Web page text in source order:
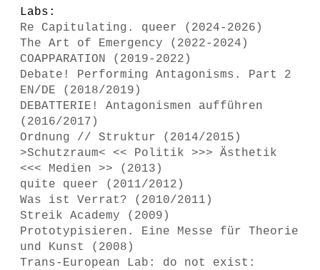
Labs:
Re Capitulating. queer (2024-2026)
The Art of Emergency (2022-2024)
COAPPARATION (2019-2022)
Debate! Performing Antagonisms. Part 2
EN/DE (2018/2019)
DEBATTERIE! Antagonismen aufführen
(2016/2017)
Ordnung // Struktur (2014/2015)
>Schutzraum< << Politik >>> Ästhetik
<<< Medien >> (2013)
quite queer (2011/2012)
Was ist Verrat? (2010/2011)
Streik Academy (2009)
Prototypisieren. Eine Messe für Theorie
und Kunst (2008)
Trans-European Lab: do not exist: